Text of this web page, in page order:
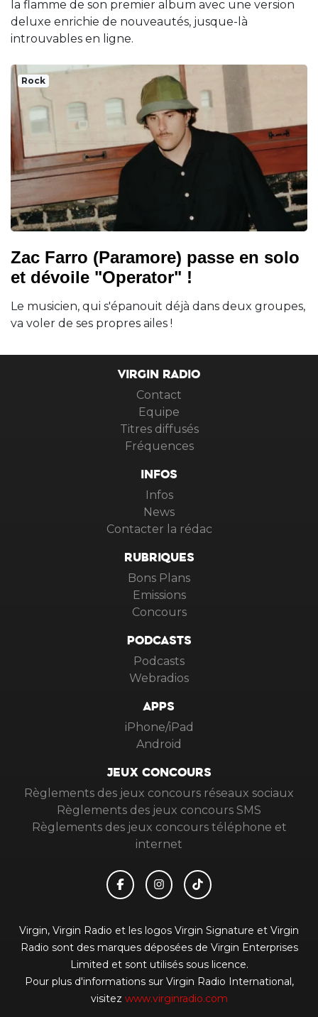
la flamme de son premier album avec une version
deluxe enrichie de nouveautés, jusque-là
introuvables en ligne.
Rock
Zac Farro (Paramore) passe en solo
et dévoile "Operator" !
Le musicien, qui s'épanouit déjà dans deux groupes,
va voler de ses propres ailes !
VIRGIN RADIO
Contact
Equipe
Titres diffusés
Fréquences
INFOS
Infos
News
Contacter la rédac
RUBRIQUES
Bons Plans
Emissions
Concours
PODCASTS
Podcasts
Webradios
APPS
iPhone/iPad
Android
JEUX CONCOURS
Règlements des jeux concours réseaux sociaux
Règlements des jeux concours SMS
Règlements des jeux concours téléphone et
internet
Virgin, Virgin Radio et les logos Virgin Signature et Virgin
Radio sont des marques déposées de Virgin Enterprises
Limited et sont utilisés sous licence.
Pour plus d'informations sur Virgin Radio International,
visitez www.virginradio.com